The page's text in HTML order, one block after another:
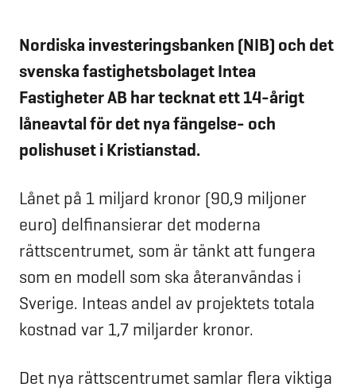
Nordiska investeringsbanken (NIB) och det
svenska fastighetsbolaget Intea
Fastigheter AB har tecknat ett 14-årigt
låneavtal för det nya fängelse- och
polishuset i Kristianstad.
Lånet på 1 miljard kronor (90,9 miljoner
euro) delfinansierar det moderna
rättscentrumet, som är tänkt att fungera
som en modell som ska återanvändas i
Sverige. Inteas andel av projektets totala
kostnad var 1,7 miljarder kronor.
Det nya rättscentrumet samlar flera viktiga